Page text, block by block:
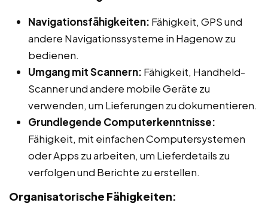
Navigationsfähigkeiten: Fähigkeit, GPS und
andere Navigationssysteme in Hagenow zu
bedienen.
Umgang mit Scannern: Fähigkeit, Handheld-
Scanner und andere mobile Geräte zu
verwenden, um Lieferungen zu dokumentieren.
Grundlegende Computerkenntnisse:
Fähigkeit, mit einfachen Computersystemen
oder Apps zu arbeiten, um Lieferdetails zu
verfolgen und Berichte zu erstellen.
Organisatorische Fähigkeiten: